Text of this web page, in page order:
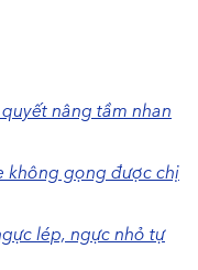
nâng tầm nhan
không gọng được chị
lép, ngực nhỏ tự